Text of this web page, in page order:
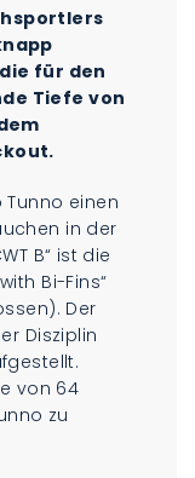
für den
Tiefe von
einen
in der
B“ ist die
Bi-Fins“
Der
Disziplin
von 64
zu